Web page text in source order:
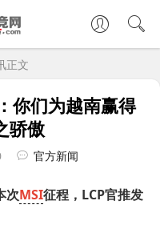
正文
你们为越南赢得
骄傲
官方新闻
次MSI征程，LCP官推发